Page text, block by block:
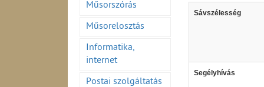
Műsorszórás
Műsorelosztás
Informatika,
internet
Postai szolgáltatás
Sávszélesség
Segélyhívás